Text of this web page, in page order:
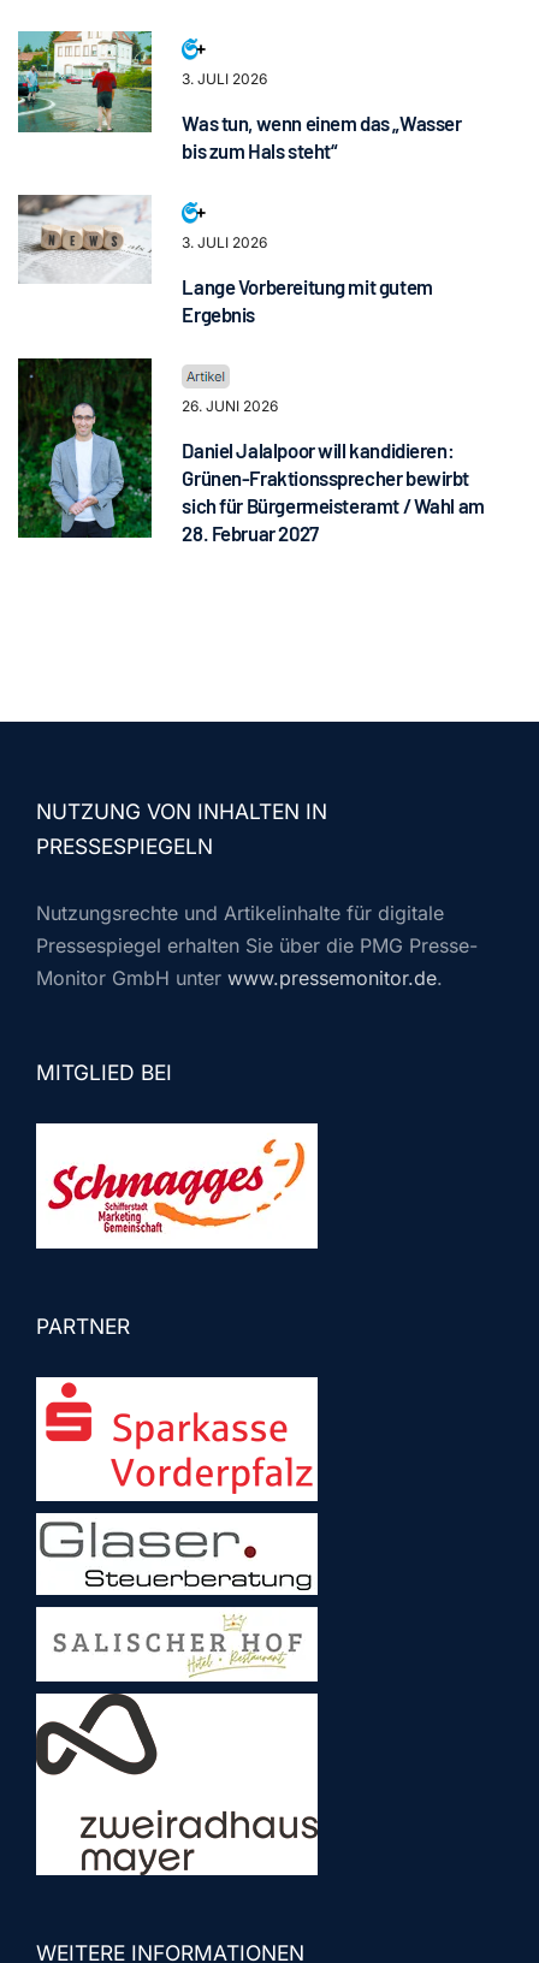
3. JULI 2026
Was tun, wenn einem das „Wasser
bis zum Hals steht“
3. JULI 2026
Lange Vorbereitung mit gutem
Ergebnis
26. JUNI 2026
Daniel Jalalpoor will kandidieren:
Grünen-Fraktionssprecher bewirbt
sich für Bürgermeisteramt / Wahl am
28. Februar 2027
NUTZUNG VON INHALTEN IN
PRESSESPIEGELN
Nutzungsrechte und Artikelinhalte für digitale
Pressespiegel erhalten Sie über die PMG Presse-
Monitor GmbH unter www.pressemonitor.de.
MITGLIED BEI
PARTNER
WEITERE INFORMATIONEN